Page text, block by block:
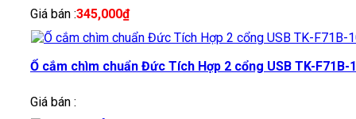
Giá bán :345,000₫
Ổ cắm chìm chuẩn Đức Tích Hợp 2 cổng USB TK-F71B-
Giá bán :